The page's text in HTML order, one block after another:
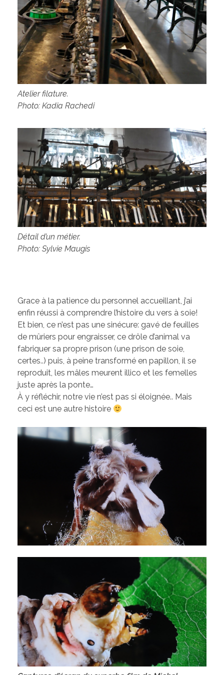
Atelier filature.
Photo: Kadia Rachedi
Détail d’un métier.
Photo: Sylvie Maugis
Grace à la patience du personnel accueillant, j’ai
enfin réussi à comprendre l’histoire du vers à soie!
Et bien, ce n’est pas une sinécure: gavé de feuilles
de mûriers pour engraisser, ce drôle d’animal va
fabriquer sa propre prison (une prison de soie,
certes..) puis, à peine transformé en papillon, il se
reproduit, les mâles meurent illico et les femelles
juste après la ponte…
À y réfléchir, notre vie n’est pas si éloignée.. Mais
ceci est une autre histoire